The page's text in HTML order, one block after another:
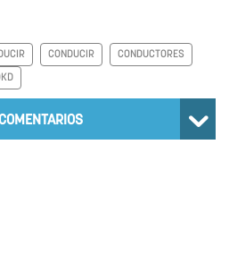
CONDUCIR CONDUCTORES
OKD
COMENTARIOS